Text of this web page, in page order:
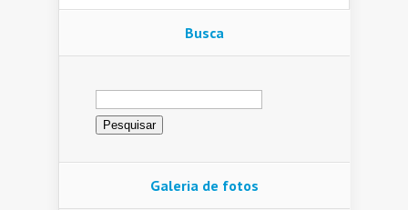
Busca
Pesquisar
por:
Galeria de fotos